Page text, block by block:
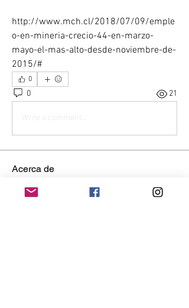
http://www.mch.cl/2018/07/09/emple
o-en-mineria-crecio-44-en-marzo-
mayo-el-mas-alto-desde-noviembre-de-
2015/#
0
0 21
Write a comment...
Acerca de
preguntas, obtén respuestas